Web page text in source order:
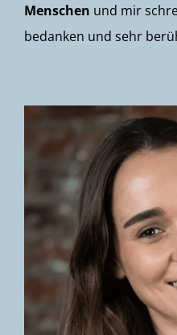
Menschen und mir
bedanken und sehr